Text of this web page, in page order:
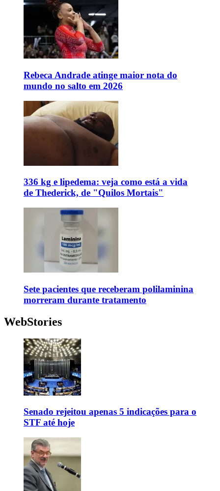
Rebeca Andrade atinge maior nota do
mundo no salto em 2026
336 kg e lipedema: veja como está a vida
de Thederick, de "Quilos Mortais"
Sete pacientes que receberam polilaminina
morreram durante tratamento
WebStories
Senado rejeitou apenas 5 indicações para o
STF até hoje